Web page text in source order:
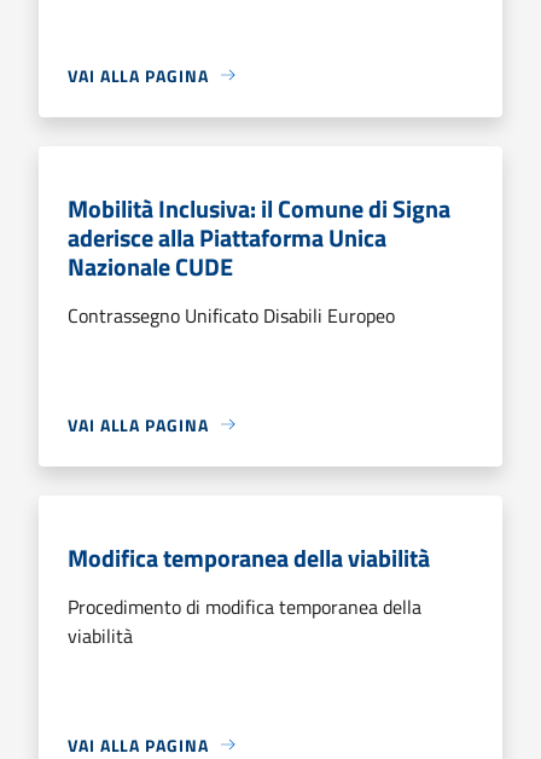
VAI ALLA PAGINA
Mobilità Inclusiva: il Comune di Signa
aderisce alla Piattaforma Unica
Nazionale CUDE
Contrassegno Unificato Disabili Europeo
VAI ALLA PAGINA
Modifica temporanea della viabilità
Procedimento di modifica temporanea della
viabilità
VAI ALLA PAGINA